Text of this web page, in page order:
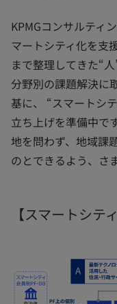
KPMGコンサルティ
マートシティ化を支
まで整理してきた“
分野別の課題解決に
基に、 “スマートシ
立ち上げを準備中で
地を問わず、地域課
のとできるよう、さ
【スマートシテ